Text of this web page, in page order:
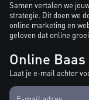
Samen vertalen we
strategie. Dit doen we
online marketing en
geloven dat online
Online
Laat je e-mail achter